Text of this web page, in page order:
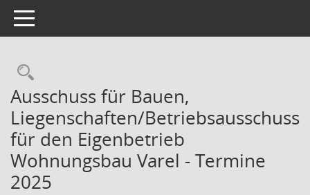
Toggle navigation
Rechercheauswahl
Ausschuss für Bauen,
Liegenschaften/Betriebsausschuss
für den Eigenbetrieb
Wohnungsbau Varel - Termine
2025